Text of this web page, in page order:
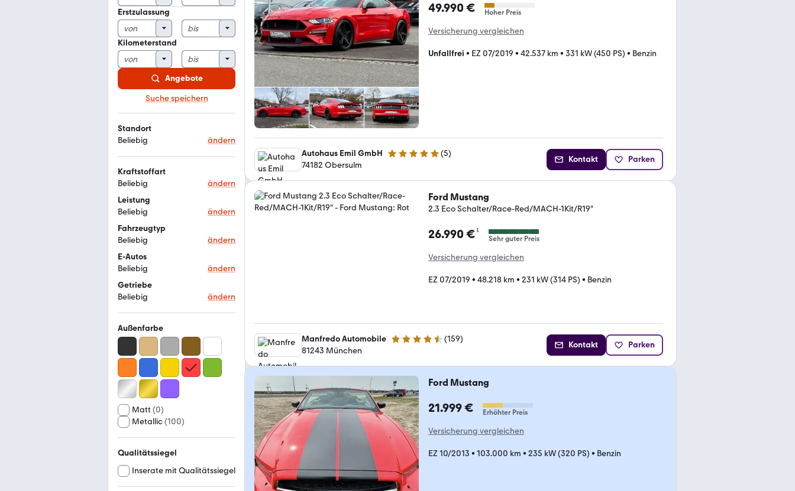
Erstzulassung
Kilometerstand
Angebote
Suche speichern
Standort
Beliebig
ändern
Kraftstoffart
Beliebig
ändern
Leistung
Beliebig
ändern
Fahrzeugtyp
Beliebig
ändern
E-Autos
Beliebig
ändern
Getriebe
Beliebig
ändern
Außenfarbe
Matt (0)
Metallic(100)
Qualitätssiegel
Inserate mit Qualitätssiegel
49.990 € Hoher Preis
Versicherung vergleichen
Unfallfrei • EZ 07/2019 • 42.537 km • 331 kW (450 PS) • Benzin
Autohaus Emil GmbH 5 Sterne (5)
74182 Obersulm
Kontakt Parken
Ford Mustang
2.3 Eco Schalter/Race-Red/MACH-1Kit/R19"
26.990 €¹
Sehr guter Preis
Versicherung vergleichen
EZ 07/2019 • 48.218 km • 231 kW (314 PS) • Benzin
Manfredo Automobile 4.6 Sterne (159)
81243 München
Kontakt Parken
Ford Mustang
21.999 € Erhöhter Preis
Versicherung vergleichen
EZ 10/2013 • 103.000 km • 235 kW (320 PS) • Benzin